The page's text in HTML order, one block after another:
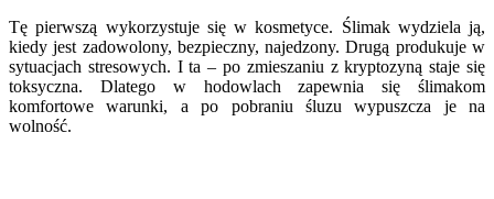
Tę pierwszą wykorzystuje się w kosmetyce. Ślimak wydziela ją,
kiedy jest zadowolony, bezpieczny, najedzony. Drugą produkuje w
sytuacjach stresowych. I ta – po zmieszaniu z kryptozyną staje się
toksyczna. Dlatego w hodowlach zapewnia się ślimakom
komfortowe warunki, a po pobraniu śluzu wypuszcza je na
wolność.